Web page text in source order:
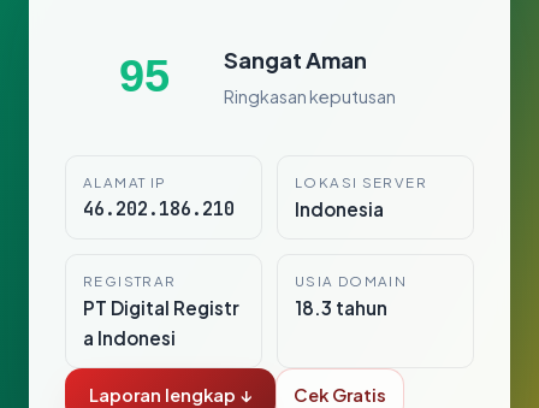
95 Sangat Aman
Ringkasan keputusan
ALAMAT IP
46.202.186.210
LOKASI SERVER
Indonesia
REGISTRAR
PT Digital Registr
a Indonesi
USIA DOMAIN
18.3 tahun
Laporan lengkap ↓ Cek Gratis